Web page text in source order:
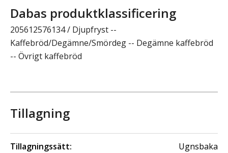
Dabas produktklassificering
205612576134 / Djupfryst --
Kaffebröd/Degämne/Smördeg -- Degämne kaffebröd
-- Övrigt kaffebröd
Tillagning
Tillagningssätt: Ugnsbaka